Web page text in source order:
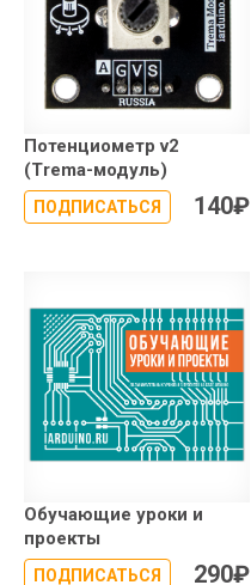
Потенциометр v2
(Trema-модуль)
ПОДПИСАТЬСЯ 140₽
Обучающие уроки и
проекты
ПОДПИСАТЬСЯ 290₽